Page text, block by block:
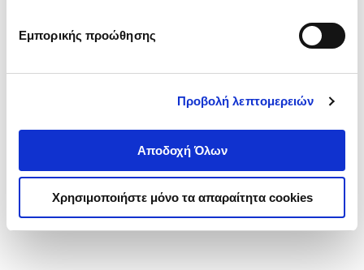
Εμπορικής προώθησης
Προβολή λεπτομερειών
Αποδοχή Όλων
Χρησιμοποιήστε μόνο τα απαραίτητα cookies